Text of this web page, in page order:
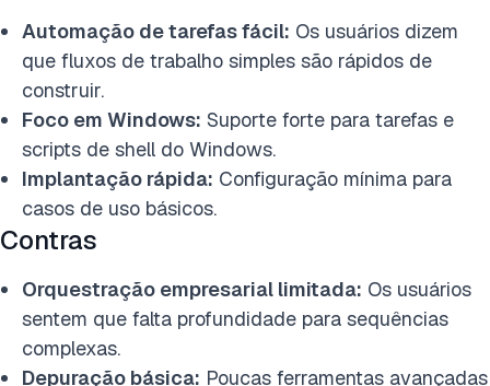
Automação de tarefas fácil: Os usuários dizem
que fluxos de trabalho simples são rápidos de
construir.
Foco em Windows: Suporte forte para tarefas e
scripts de shell do Windows.
Implantação rápida: Configuração mínima para
casos de uso básicos.
Contras
Orquestração empresarial limitada: Os usuários
sentem que falta profundidade para sequências
complexas.
Depuração básica: Poucas ferramentas avançadas